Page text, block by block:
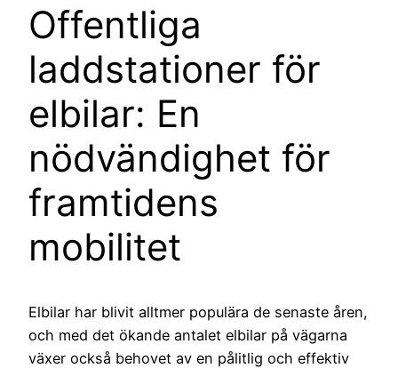
Offentliga
laddstationer för
elbilar: En
nödvändighet för
framtidens
mobilitet
Elbilar har blivit alltmer populära de senaste åren,
och med det ökande antalet elbilar på vägarna
växer också behovet av en pålitlig och effektiv